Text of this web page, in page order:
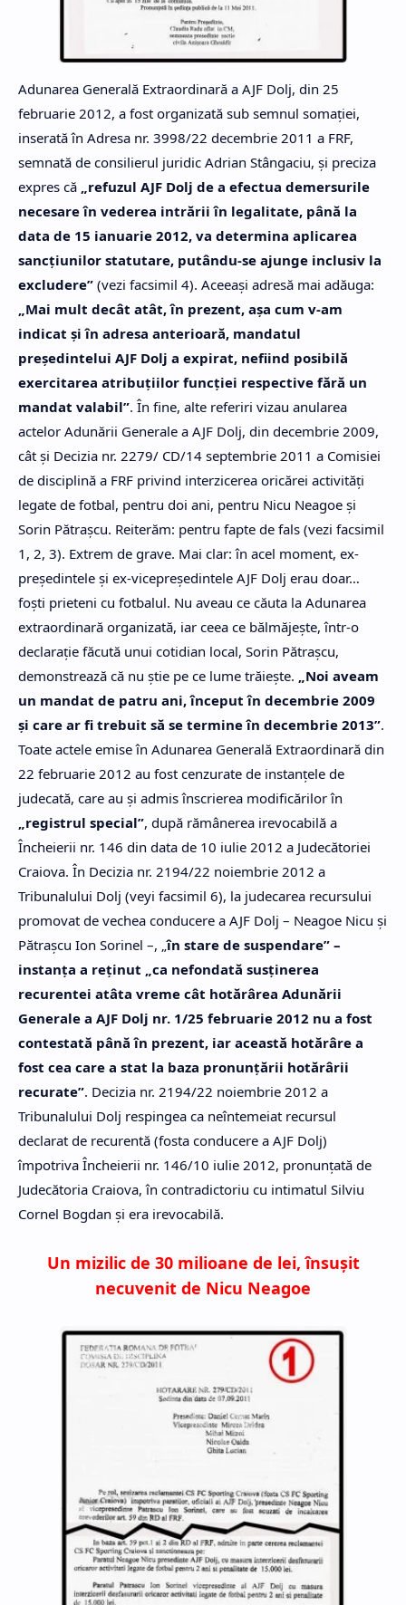
Adunarea Generală Extraordinară a AJF Dolj, din 25
februarie 2012, a fost organizată sub semnul somaţiei,
inserată în Adresa nr. 3998/22 decembrie 2011 a FRF,
semnată de consilierul juridic Adrian Stângaciu, şi preciza
expres că
„refuzul AJF Dolj de a efectua demersurile
necesare în vederea intrării în legalitate, până la
data de 15 ianuarie 2012, va determina aplicarea
sancţiunilor statutare, putându-se ajunge inclusiv la
excludere” (vezi facsimil 4). Aceeaşi adresă mai adăuga:
„Mai mult decât atât, în prezent, aşa cum v-am
indicat şi în adresa anterioară, mandatul
preşedintelui AJF Dolj a expirat, nefiind posibilă
exercitarea atribuţiilor funcţiei respective fără un
mandat valabil”. În fine, alte referiri vizau anularea
actelor Adunării Generale a AJF Dolj, din decembrie 2009,
cât şi Decizia nr. 2279/ CD/14 septembrie 2011 a Comisiei
de disciplină a FRF privind interzicerea oricărei activităţi
legate de fotbal, pentru doi ani, pentru Nicu Neagoe şi
Sorin Pătraşcu. Reiterăm: pentru fapte de fals (vezi facsimil
1, 2, 3). Extrem de grave. Mai clar: în acel moment, ex-
preşedintele şi ex-vicepreşedintele AJF Dolj erau doar…
foşti prieteni cu fotbalul. Nu aveau ce căuta la Adunarea
extraordinară organizată, iar ceea ce bălmăjeşte, într-o
declaraţie făcută unui cotidian local, Sorin Pătraşcu,
demonstrează că nu ştie pe ce lume trăieşte.
„Noi aveam
un mandat de patru ani, început în decembrie 2009
şi care ar fi trebuit să se termine în decembrie 2013”.
Toate actele emise în Adunarea Generală Extraordinară din
22 februarie 2012 au fost cenzurate de instanţele de
judecată, care au şi admis înscrierea modificărilor în
„registrul special”, după rămânerea irevocabilă a
Încheierii nr. 146 din data de 10 iulie 2012 a Judecătoriei
Craiova. În Decizia nr. 2194/22 noiembrie 2012 a
Tribunalului Dolj (veyi facsimil 6), la judecarea recursului
promovat de vechea conducere a AJF Dolj – Neagoe Nicu şi
Pătraşcu Ion Sorinel –, „în stare de suspendare” –
instanţa a reţinut „ca nefondată susţinerea
recurentei atâta vreme cât hotărârea Adunării
Generale a AJF Dolj nr. 1/25 februarie 2012 nu a fost
contestată până în prezent, iar această hotărâre a
fost cea care a stat la baza pronunţării hotărârii
recurate”. Decizia nr. 2194/22 noiembrie 2012 a
Tribunalului Dolj respingea ca neîntemeiat recursul
declarat de recurentă (fosta conducere a AJF Dolj)
împotriva Încheierii nr. 146/10 iulie 2012, pronunţată de
Judecătoria Craiova, în contradictoriu cu intimatul Silviu
Cornel Bogdan şi era irevocabilă.
Un mizilic de 30 milioane de lei, însuşit
necuvenit de Nicu Neagoe